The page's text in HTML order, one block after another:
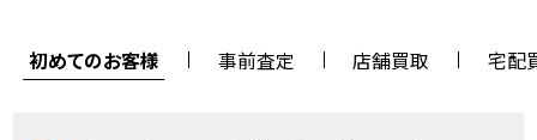
初めてのお客様 事前査定 店舗買取 宅配